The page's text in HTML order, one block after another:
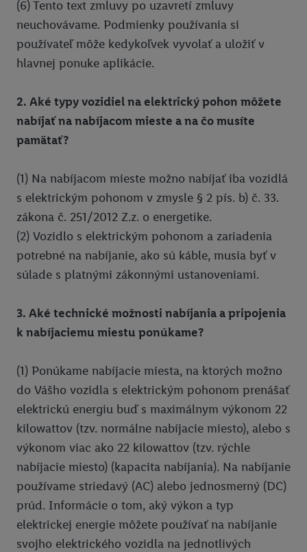
(6) Tento text zmluvy po uzavretí zmluvy
neuchovávame. Podmienky používania si
používateľ môže kedykoľvek vyvolať a uložiť v
hlavnej ponuke aplikácie.
2. Aké typy vozidiel na elektrický pohon môžete
nabíjať na nabíjacom mieste a na čo musíte
pamätať?
(1) Na nabíjacom mieste možno nabíjať iba vozidlá
s elektrickým pohonom v zmysle § 2 pís. b) č. 33.
zákona č. 251/2012 Z.z. o energetike.
(2) Vozidlo s elektrickým pohonom a zariadenia
potrebné na nabíjanie, ako sú káble, musia byť v
súlade s platnými zákonnými ustanoveniami.
3. Aké technické možnosti nabíjania a pripojenia
k nabíjaciemu miestu ponúkame?
(1) Ponúkame nabíjacie miesta, na ktorých možno
do Vášho vozidla s elektrickým pohonom prenášať
elektrickú energiu buď s maximálnym výkonom 22
kilowattov (tzv. normálne nabíjacie miesto), alebo s
výkonom viac ako 22 kilowattov (tzv. rýchle
nabíjacie miesto) (kapacita nabíjania). Na nabíjanie
používame striedavý (AC) alebo jednosmerný (DC)
prúd. Informácie o tom, aký výkon a typ
elektrickej energie môžete používať na nabíjanie
svojho elektrického vozidla na jednotlivých